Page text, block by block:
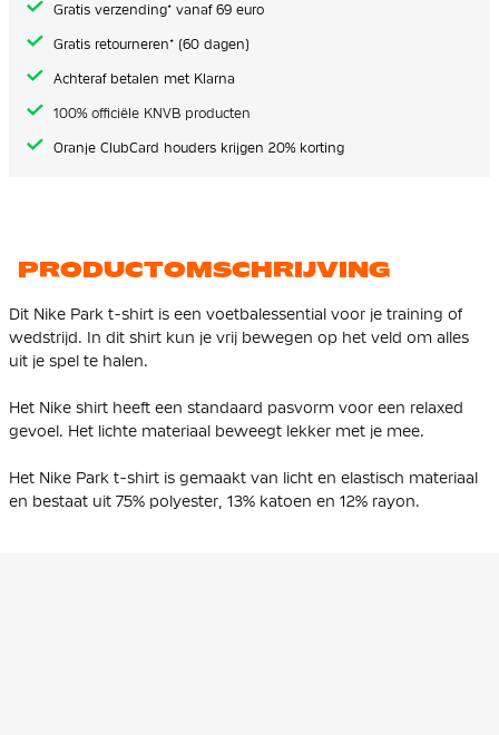
Gratis verzending* vanaf 69 euro
Gratis retourneren* (60 dagen)
Achteraf betalen met Klarna
100% officiële KNVB producten
Oranje ClubCard houders krijgen 20% korting
PRODUCTOMSCHRIJVING
Dit Nike Park t-shirt is een voetbalessential voor je training of
wedstrijd. In dit shirt kun je vrij bewegen op het veld om alles
uit je spel te halen.
Het Nike shirt heeft een standaard pasvorm voor een relaxed
gevoel. Het lichte materiaal beweegt lekker met je mee.
Het Nike Park t-shirt is gemaakt van licht en elastisch materiaal
en bestaat uit 75% polyester, 13% katoen en 12% rayon.